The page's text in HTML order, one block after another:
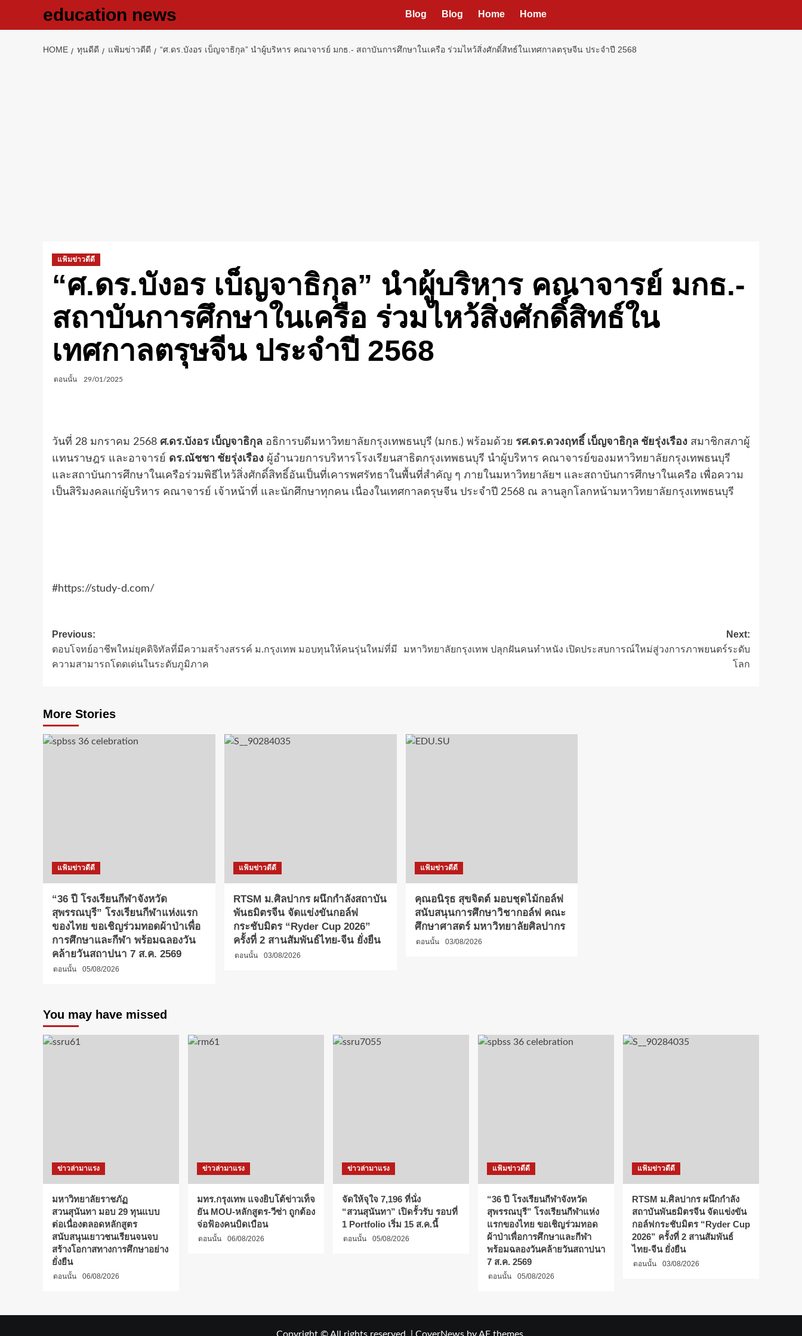
education news Blog Blog Home Home
HOME ทุนดีดี แฟ้มข่าวดีดี “ศ.ดร.บังอร เบ็ญจาธิกุล” นำผู้บริหาร คณาจารย์ มกธ.- สถาบันการศึกษาในเครือ ร่วมไหว้สิ่งศักดิ์สิทธ์ในเทศกาลตรุษจีน ประจำปี 2568
แฟ้มข่าวดีดี
“ศ.ดร.บังอร เบ็ญจาธิกุล” นำผู้บริหาร คณาจารย์ มกธ.-
สถาบันการศึกษาในเครือ ร่วมไหว้สิ่งศักดิ์สิทธ์ใน
เทศกาลตรุษจีน ประจำปี 2568
ตอนนั้น 29/01/2025
วันที่ 28 มกราคม 2568 ศ.ดร.บังอร เบ็ญจาธิกุล อธิการบดีมหาวิทยาลัยกรุงเทพธนบุรี (มกธ.) พร้อมด้วย รศ.ดร.ดวงฤทธิ์ เบ็ญจาธิกุล ชัยรุ่งเรือง สมาชิกสภาผู้
แทนราษฎร และอาจารย์ ดร.ณัชชา ชัยรุ่งเรือง ผู้อำนวยการบริหารโรงเรียนสาธิตกรุงเทพธนบุรี นำผู้บริหาร คณาจารย์ของมหาวิทยาลัยกรุงเทพธนบุรี
และสถาบันการศึกษาในเครือร่วมพิธีไหว้สิ่งศักดิ์สิทธิ์อันเป็นที่เคารพศรัทธาในพื้นที่สำคัญ ๆ ภายในมหาวิทยาลัยฯ และสถาบันการศึกษาในเครือ เพื่อความ
เป็นสิริมงคลแก่ผู้บริหาร คณาจารย์ เจ้าหน้าที่ และนักศึกษาทุกคน เนื่องในเทศกาลตรุษจีน ประจำปี 2568 ณ ลานลูกโลกหน้ามหาวิทยาลัยกรุงเทพธนบุรี
#https://study-d.com/
Post
navigation
Previous:
ตอบโจทย์อาชีพใหม่ยุคดิจิทัลที่มีความสร้างสรรค์ ม.กรุงเทพ มอบทุนให้คนรุ่นใหม่ที่มี
ความสามารถโดดเด่นในระดับภูมิภาค
Next:
มหาวิทยาลัยกรุงเทพ ปลุกฝันคนทำหนัง เปิดประสบการณ์ใหม่สู่วงการภาพยนตร์ระดับ
โลก
More Stories
แฟ้มข่าวดีดี
“36 ปี โรงเรียนกีฬาจังหวัด
สุพรรณบุรี” โรงเรียนกีฬาแห่งแรก
ของไทย ขอเชิญร่วมทอดผ้าป่าเพื่อ
การศึกษาและกีฬา พร้อมฉลองวัน
คล้ายวันสถาปนา 7 ส.ค. 2569
ตอนนั้น 05/08/2026
แฟ้มข่าวดีดี
RTSM ม.ศิลปากร ผนึกกำลังสถาบัน
พันธมิตรจีน จัดแข่งขันกอล์ฟ
กระชับมิตร “Ryder Cup 2026”
ครั้งที่ 2 สานสัมพันธ์ไทย-จีน ยั่งยืน
ตอนนั้น 03/08/2026
แฟ้มข่าวดีดี
คุณอนิรุธ สุขจิตต์ มอบชุดไม้กอล์ฟ
สนับสนุนการศึกษาวิชากอล์ฟ คณะ
ศึกษาศาสตร์ มหาวิทยาลัยศิลปากร
ตอนนั้น 03/08/2026
You may have missed
ข่าวล่ามาแรง
มหาวิทยาลัยราชภัฏ
สวนสุนันทา มอบ 29 ทุนแบบ
ต่อเนื่องตลอดหลักสูตร
สนับสนุนเยาวชนเรียนจนจบ
สร้างโอกาสทางการศึกษาอย่าง
ยั่งยืน
ตอนนั้น 06/08/2026
ข่าวล่ามาแรง
มทร.กรุงเทพ แจงยิบโต้ข่าวเท็จ
ยัน MOU-หลักสูตร-วีซ่า ถูกต้อง
จ่อฟ้องคนบิดเบือน
ตอนนั้น 06/08/2026
ข่าวล่ามาแรง
จัดให้จุใจ 7,196 ที่นั่ง
“สวนสุนันทา” เปิดรั้วรับ รอบที่
1 Portfolio เริ่ม 15 ส.ค.นี้
ตอนนั้น 05/08/2026
แฟ้มข่าวดีดี
“36 ปี โรงเรียนกีฬาจังหวัด
สุพรรณบุรี” โรงเรียนกีฬาแห่ง
แรกของไทย ขอเชิญร่วมทอด
ผ้าป่าเพื่อการศึกษาและกีฬา
พร้อมฉลองวันคล้ายวันสถาปนา
7 ส.ค. 2569
ตอนนั้น 05/08/2026
แฟ้มข่าวดีดี
RTSM ม.ศิลปากร ผนึกกำลัง
สถาบันพันธมิตรจีน จัดแข่งขัน
กอล์ฟกระชับมิตร “Ryder Cup
2026” ครั้งที่ 2 สานสัมพันธ์
ไทย-จีน ยั่งยืน
ตอนนั้น 03/08/2026